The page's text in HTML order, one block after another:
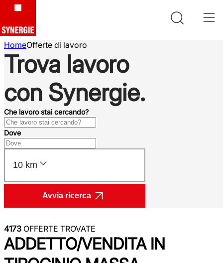
HomeOfferte di lavoro
Trova lavoro
con Synergie.
Che lavoro stai cercando?
Dove
10 km
Avvia ricerca
4173 OFFERTE TROVATE
ADDETTO/VENDITA IN